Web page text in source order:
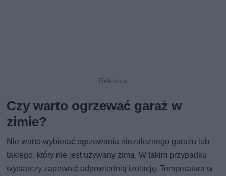
Czy warto ogrzewać garaż w
zimie?
Nie warto wybierać ogrzewania niezależnego garażu lub
takiego, który nie jest używany zimą. W takim przypadku
wystarczy zapewnić odpowiednią izolację. Temperatura w